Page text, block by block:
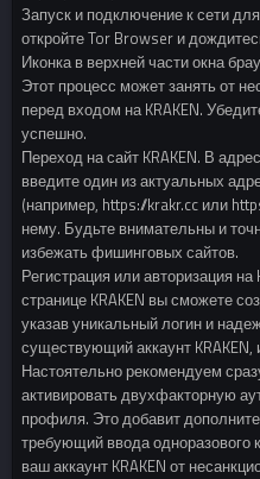
Запуск и подключение к сети
откройте Tor Browser и
Иконка в верхней части окна
Этот процесс может занять от
перед входом на KRAKEN.
успешно.
Переход на сайт KRAKEN. В
введите один из актуальных
(например, https://krakr.cc или
нему. Будьте внимательны и
избежать фишинговых сайтов.
Регистрация или авторизация
странице KRAKEN вы сможете
указав уникальный логин и
существующий аккаунт
Настоятельно рекомендуем
активировать двухфакторную
профиля. Это добавит
требующий ввода одноразового
ваш аккаунт KRAKEN от